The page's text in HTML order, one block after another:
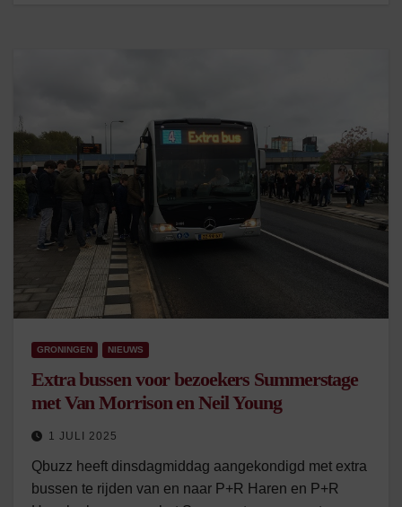
GRONINGEN NIEUWS
Extra bussen voor bezoekers Summerstage
met Van Morrison en Neil Young
1 JULI 2025
Qbuzz heeft dinsdagmiddag aangekondigd met extra
bussen te rijden van en naar P+R Haren en P+R